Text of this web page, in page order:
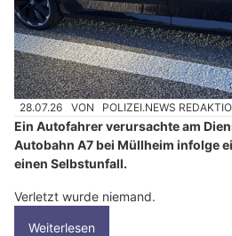
28.07.26 VON POLIZEI.NEWS
Ein Autofahrer verursachte am
Autobahn A7 bei Müllheim infolge
einen Selbstunfall.
Verletzt wurde niemand.
Weiterlesen